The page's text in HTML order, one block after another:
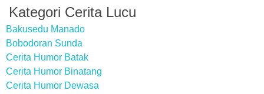
Kategori Cerita Lucu
Bakusedu Manado
Bobodoran Sunda
Cerita Humor Batak
Cerita Humor Binatang
Cerita Humor Dewasa